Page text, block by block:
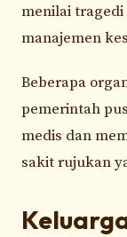
menilai
manajemen
Beberapa
pemerintah
medis dan
sakit rujukan